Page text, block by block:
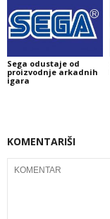
Sega odustaje od
proizvodnje arkadnih
igara
KOMENTARIŠI